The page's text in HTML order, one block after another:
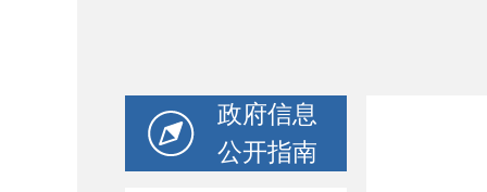
政府信息
公开指南